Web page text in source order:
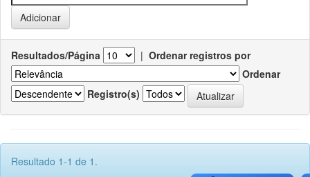
Resultados/Página | Ordenar registros por
Ordenar
Registro(s)
Resultado 1-1 de 1.